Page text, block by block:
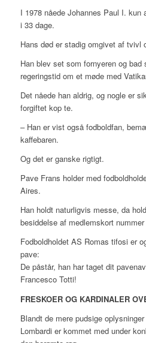
I 1978 nåede Johannes Paul I.
i 33 dage.
Hans død er stadig omgivet af tvivl
Han blev set som fornyeren og
regeringstid om et møde med
Det nåede han aldrig, og nogle er
forgiftet kop te.
– Han er vist også fodboldfan,
kaffebaren.
Og det er ganske rigtigt.
Pave Frans holder med
Aires.
Han holdt naturligvis messe, da
besiddelse af medlemskort nummer
Fodboldholdet AS Romas tifosi er
pave:
De påstår, han har taget dit
Francesco Totti!
FRESKOER OG KARDINALER
Blandt de mere pudsige
Lombardi er kommet med under